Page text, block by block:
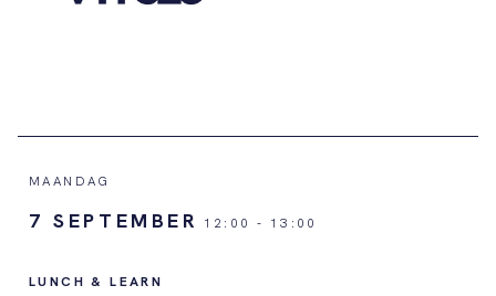
MAANDAG
7 SEPTEMBER 12:00 - 13:00
LUNCH & LEARN